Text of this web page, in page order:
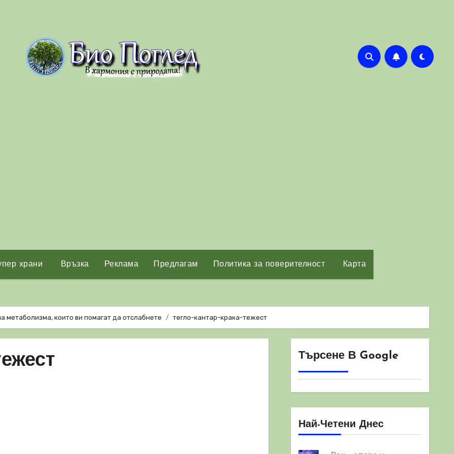
храни Връзка Реклама Предлагам Политика за поверителност Карта
метаболизма, които ви помaгат да отслабнете тегло-кантар-крака-тежест
Търсене В Google
Най-Четени Днес